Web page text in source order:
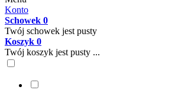
Konto
Schowek 0
Twój schowek jest pusty
Koszyk 0
Twój koszyk jest pusty ...